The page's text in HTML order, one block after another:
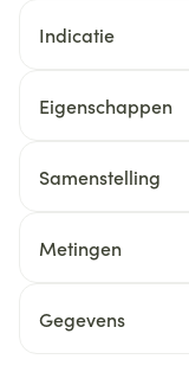
Indicatie
Eigenschappen
Samenstelling
Metingen
Gegevens